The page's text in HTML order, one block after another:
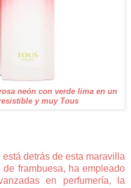
neón con verde lima en un
y muy Tous
detrás de esta maravilla
frambuesa, ha empleado
en perfumería, la